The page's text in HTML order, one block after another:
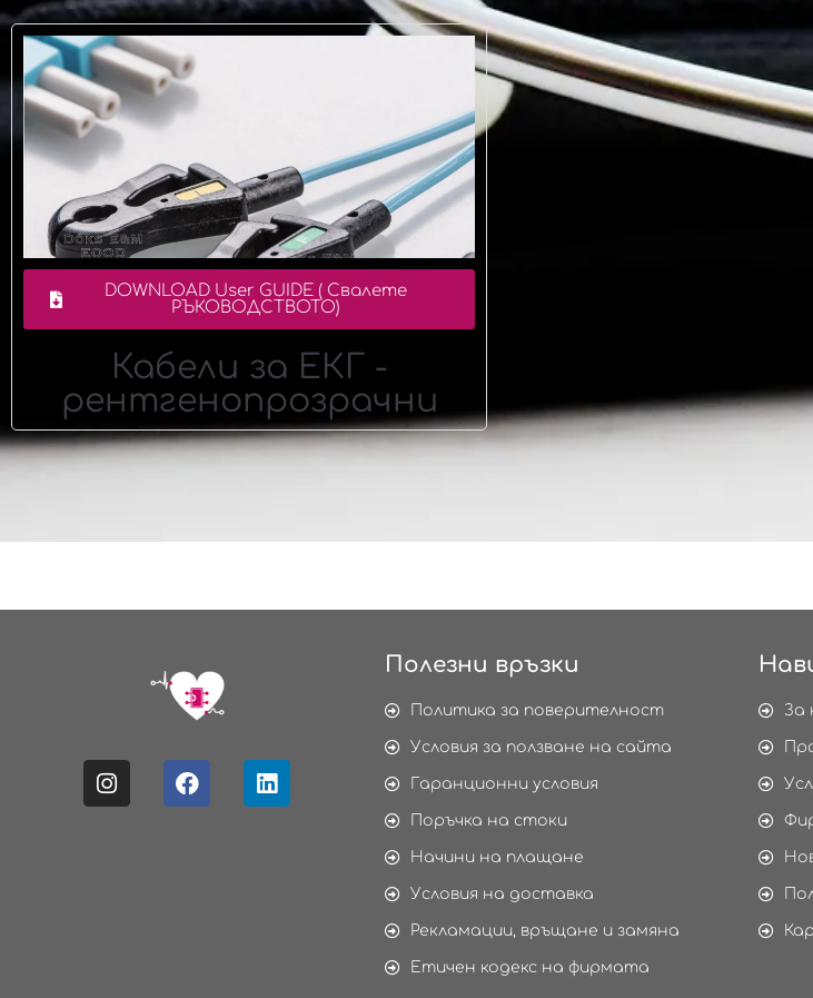
DOWNLOAD User GUIDE ( Свалете
РЪКОВОДСТВОТО)
Кабели за ЕКГ -
рентгенопрозрачни
Полезни връзки
Политика за поверителност
Условия за ползване на сайта
Гаранционни условия
Поръчка на стоки
Начини на плащане
Условия на доставка
Рекламации, връщане и замяна
Етичен кодекс на фирмата
За